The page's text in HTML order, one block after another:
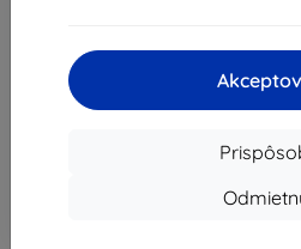
DPH.
Pred dokončením objednávky
či bolo IČ DPH správne overené